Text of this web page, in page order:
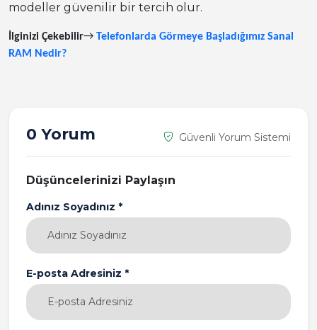
modeller güvenilir bir tercih olur.
İlginizi Çekebilir→ Telefonlarda Görmeye Başladığımız Sanal
RAM Nedir?
0 Yorum Güvenli Yorum Sistemi
Düşüncelerinizi Paylaşın
Adınız Soyadınız *
E-posta Adresiniz *